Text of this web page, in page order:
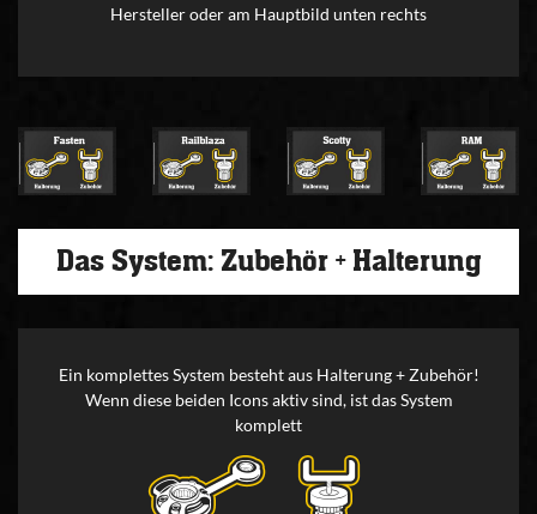
Hersteller oder am Hauptbild unten rechts
Das System: Zubehör + Halterung
Ein komplettes System besteht aus Halterung + Zubehör!
Wenn diese beiden Icons aktiv sind, ist das System
komplett